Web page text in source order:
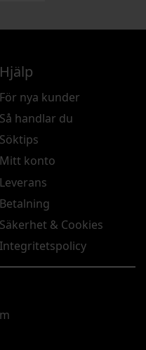
Hjälp
För nya kunder
Så handlar du
Söktips
Mitt konto
Leverans
Betalning
Säkerhet & Cookies
Integritetspolicy